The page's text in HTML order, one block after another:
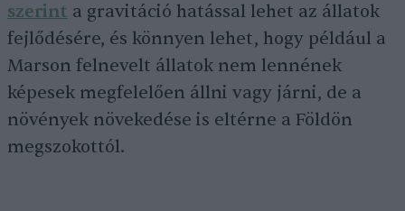
szerint a gravitáció hatással lehet az állatok
fejlődésére, és könnyen lehet, hogy például a
Marson felnevelt állatok nem lennének
képesek megfelelően állni vagy járni, de a
növények növekedése is eltérne a Földön
megszokottól.